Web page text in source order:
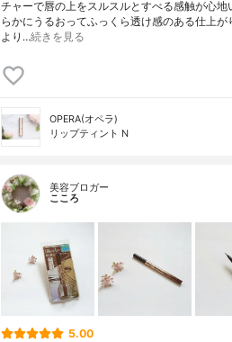
チャーで唇の上をスルスルとすべる感触が心
らかにうるおってふっくら透け感のある仕上が
より…続きを見る
OPERA(オペラ)
リップティント N
美容ブロガー
こころ
5.00